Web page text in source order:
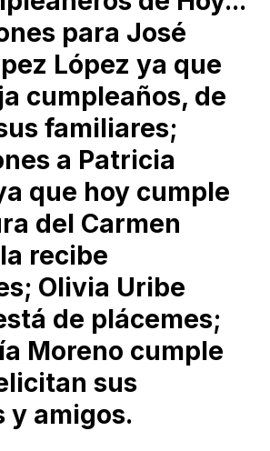
para José
López ya que
cumpleaños, de
familiares;
a Patricia
que hoy cumple
del Carmen
recibe
Olivia Uribe
de plácemes;
Moreno cumple
sus
y amigos.